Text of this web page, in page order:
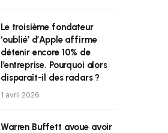
Le troisième fondateur
‘oublié’ d’Apple affirme
détenir encore 10% de
l’entreprise. Pourquoi alors
disparaît-il des radars ?
1 avril 2026
Warren Buffett avoue avoir